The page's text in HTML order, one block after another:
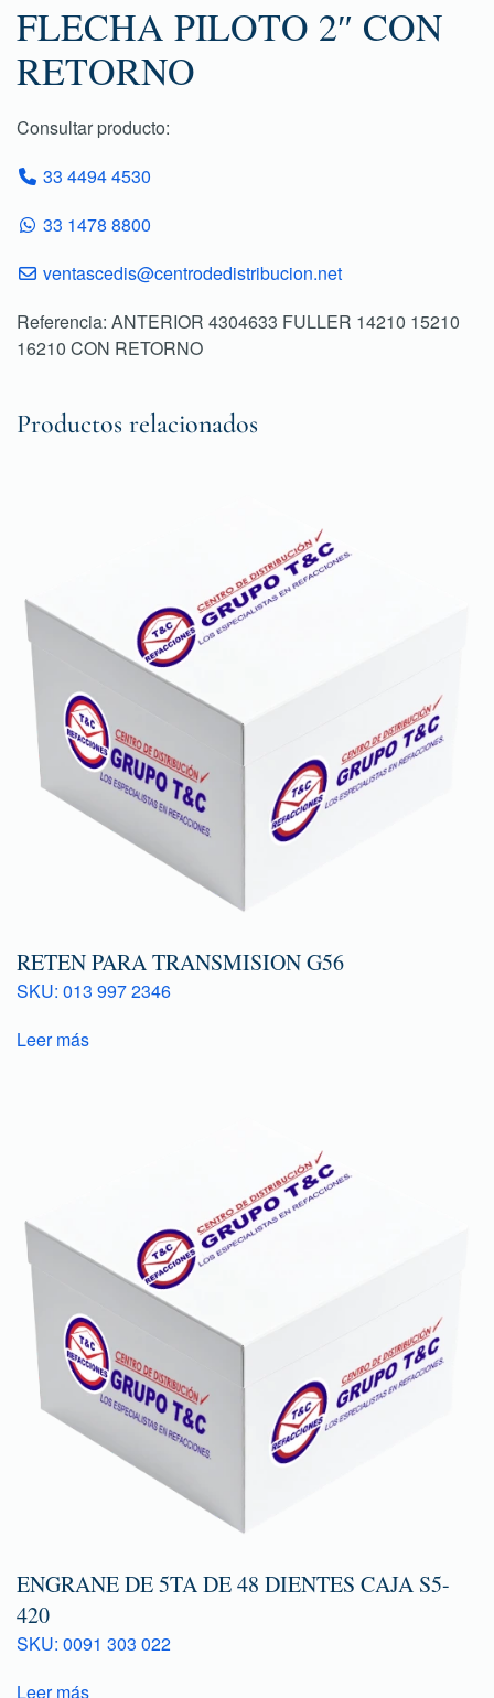
FLECHA PILOTO 2″ CON
RETORNO
Consultar producto:
33 4494 4530
33 1478 8800
ventascedis@centrodedistribucion.net
Referencia: ANTERIOR 4304633 FULLER 14210 15210
16210 CON RETORNO
Productos relacionados
RETEN PARA TRANSMISION G56
SKU: 013 997 2346
Leer más
ENGRANE DE 5TA DE 48 DIENTES CAJA S5-
420
SKU: 0091 303 022
Leer más